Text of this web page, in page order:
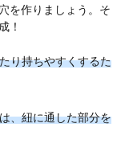
を作りましょう。そ
！
り持ちやすくするた
、紐に通した部分を